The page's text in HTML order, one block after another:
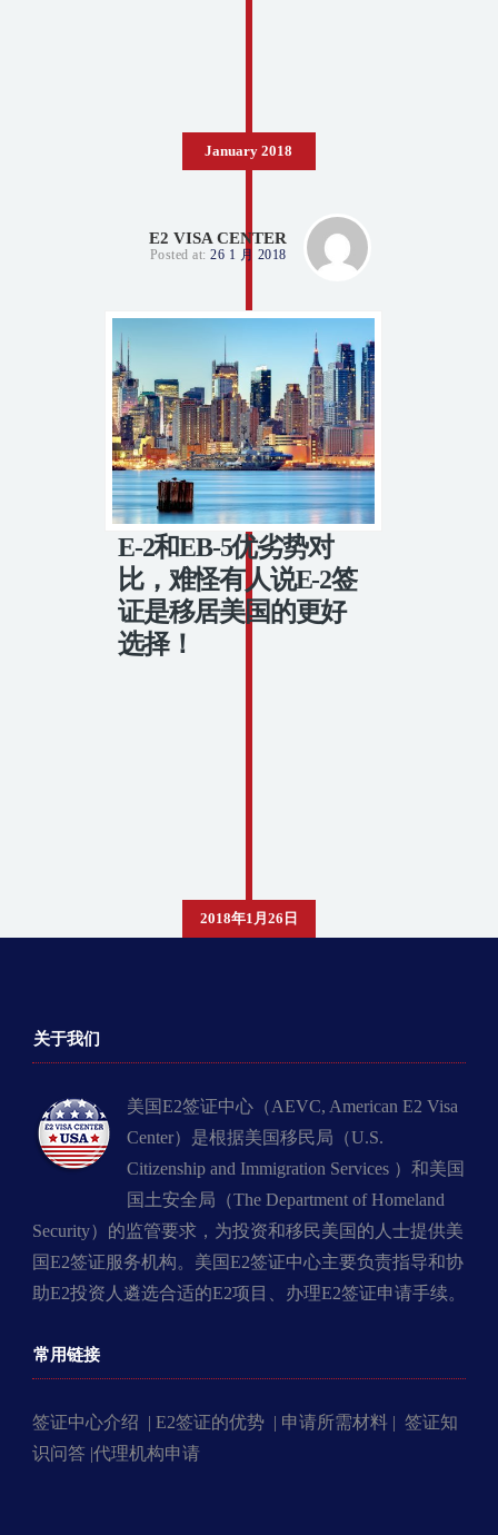
January 2018
E2 VISA CENTER
Posted at:26 1 月 2018
E-2和EB-5优劣势对
比，难怪有人说E-2签
证是移居美国的更好
选择！
2018年1月26日
关于我们
美国E2签证中心（AEVC, American E2 Visa
Center）是根据美国移民局（U.S.
Citizenship and Immigration Services ）和美国
国土安全局（The Department of Homeland
Security）的监管要求，为投资和移民美国的人士提供美
国E2签证服务机构。美国E2签证中心主要负责指导和协
助E2投资人遴选合适的E2项目、办理E2签证申请手续。
常用链接
签证中心介绍 | E2签证的优势 | 申请所需材料 | 签证知
识问答 |代理机构申请